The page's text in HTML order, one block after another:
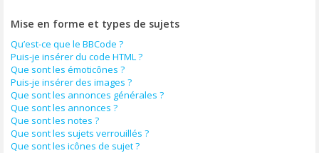
Mise en forme et types de sujets
Qu’est-ce que le BBCode ?
Puis-je insérer du code HTML ?
Que sont les émoticônes ?
Puis-je insérer des images ?
Que sont les annonces générales ?
Que sont les annonces ?
Que sont les notes ?
Que sont les sujets verrouillés ?
Que sont les icônes de sujet ?